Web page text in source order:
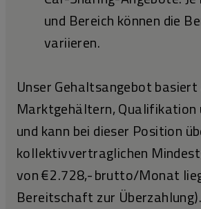
und Bereich können die
variieren.
Unser Gehaltsangebot
Marktgehältern, Qualifikation
und kann bei dieser Position
kollektivvertraglichen
von € 2.728,- brutto/Monat
Bereitschaft zur Überzahlung).